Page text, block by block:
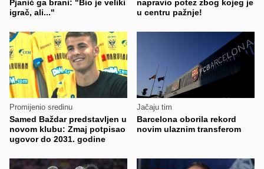
Pjanić ga brani: "Bio je veliki
igrač, ali..."
napravio potez zbog kojeg je
u centru pažnje!
Promijenio sredinu
Samed Baždar predstavljen u
novom klubu: Zmaj potpisao
ugovor do 2031. godine
Jačaju tim
Barcelona oborila rekord
novim ulaznim transferom